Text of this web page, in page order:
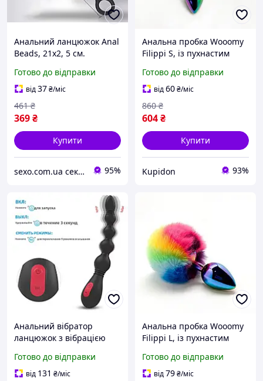
Анальний ланцюжок Anal
Beads, 21х2, 5 см.
Готово до відправки
від37₴/міс
369₴
461 ₴
Купити
sexo.com.ua секс-шоп інтернет-магазин 95%
Анальна пробка Wooomy
Filippi S, із пухнастим
довжина 7 см Sex Aura
Готово до відправки
від60₴/міс
604₴
860 ₴
Купити
Kupidon 93%
Анальний вібратор
ланцюжок з вібрацією
Готово до відправки
від 131 ₴/міс
Анальна пробка Wooomy
Filippi L, із пухнастим
довжина 9 см
Готово до відправки
від79₴/міс